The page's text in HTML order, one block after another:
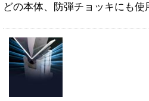
どの本体、防弾チョッキにも